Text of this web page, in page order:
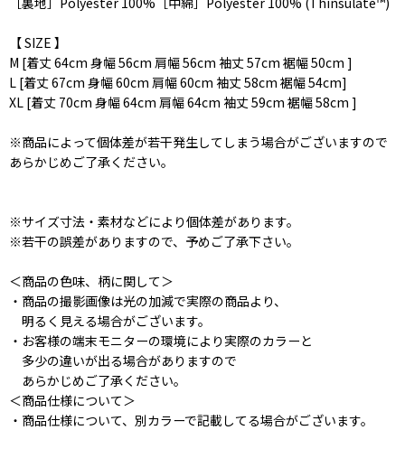
【 SIZE 】
M [着丈 64cm 身幅 56cm 肩幅 56cm 袖丈 57cm 裾幅 50cm ]
L [着丈 67cm 身幅 60cm 肩幅 60cm 袖丈 58cm 裾幅 54cm]
XL [着丈 70cm 身幅 64cm 肩幅 64cm 袖丈 59cm 裾幅 58cm ]
※商品によって個体差が若干発生してしまう場合がございますので
あらかじめご了承ください。
※サイズ寸法・素材などにより個体差があります。
※若干の誤差がありますので、予めご了承下さい。
＜商品の色味、柄に関して＞
・商品の撮影画像は光の加減で実際の商品より、
明るく見える場合がございます。
・お客様の端末モニターの環境により実際のカラーと
多少の違いが出る場合がありますので
あらかじめご了承ください。
＜商品仕様について＞
・商品仕様について、別カラーで記載してる場合がございます。